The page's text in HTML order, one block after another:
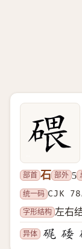
部首 石 部外 5
统一码 CJK
字形结构 左右
异体